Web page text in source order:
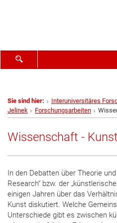
SUCHFORMULAR ÖFFNEN
Sie sind hier:
Interuniversitäres
Jelinek
Forschungsarbeiten
Wissenschaft - Kunst
In den Debatten über Theorie
Research“ bzw. der
einigen Jahren über das
Kunst diskutiert. Welche
Unterschiede gibt es zwischen